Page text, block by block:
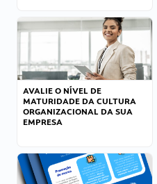
AVALIE O NÍVEL DE
MATURIDADE DA CULTURA
ORGANIZACIONAL DA SUA
EMPRESA